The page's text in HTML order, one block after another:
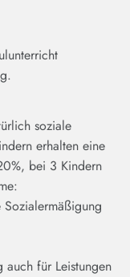
soziale
erhalten eine
bei 3 Kindern
Sozialermäßigung
auch für Leistungen